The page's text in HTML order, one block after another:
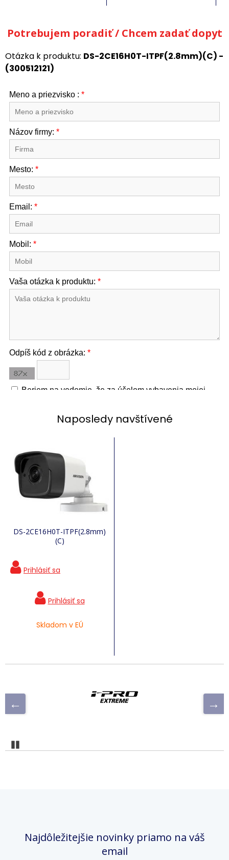
Potrebujem poradiť / Chcem zadať dopyt
Otázka k produktu: DS-2CE16H0T-ITPF(2.8mm)(C) -
(300512121)
Naposledy navštívené
DS-2CE16H0T-ITPF(2.8mm)
(C)
Skladom v EÚ
Najdôležitejšie novinky priamo na váš
email